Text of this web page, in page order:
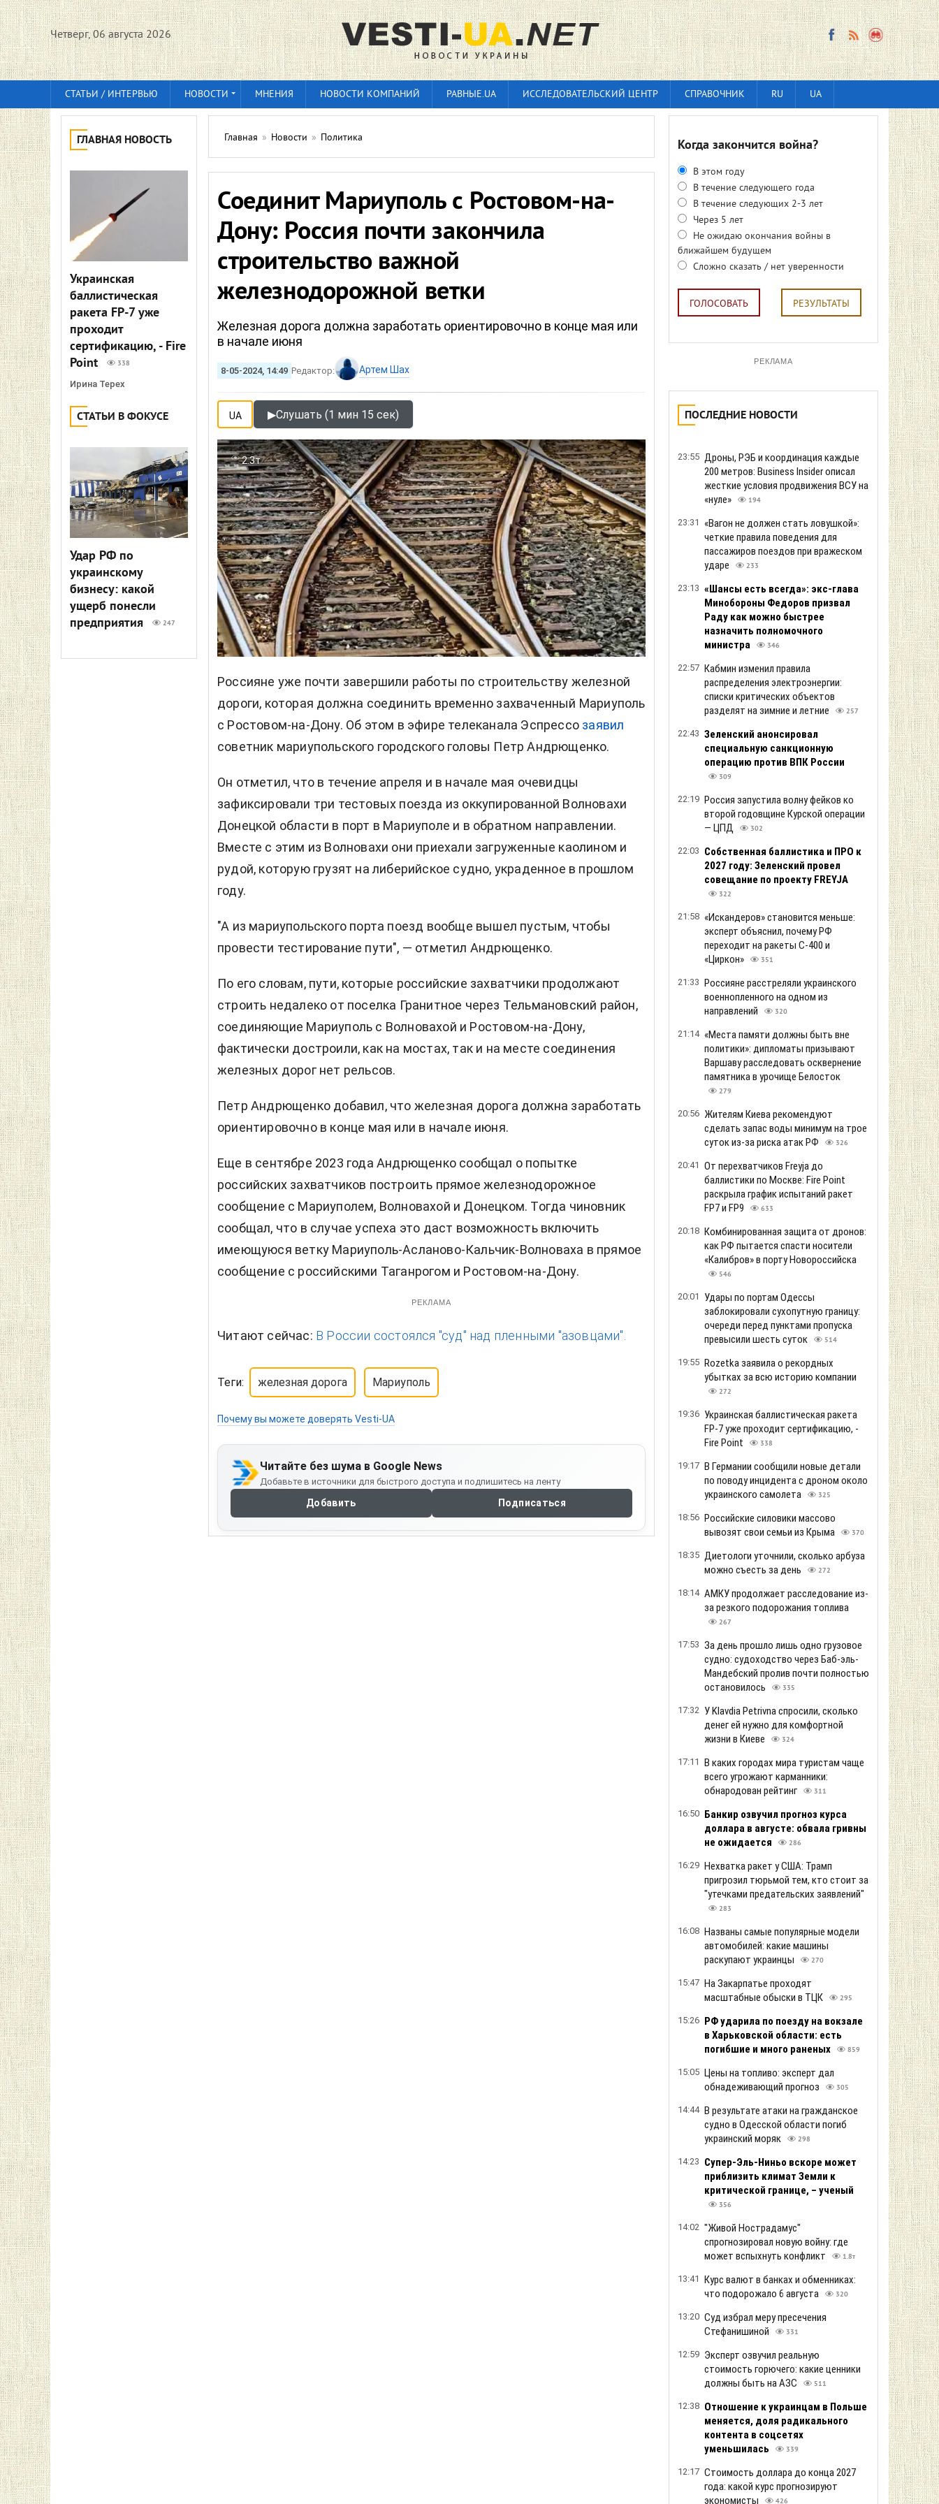
Четверг, 06 августа 2026
СТАТЬИ / ИНТЕРВЬЮ НОВОСТИ МНЕНИЯ НОВОСТИ КОМПАНИЙ РАВНЫЕ.UA ИССЛЕДОВАТЕЛЬСКИЙ ЦЕНТР СПРАВОЧНИК RU UA
ГЛАВНАЯ НОВОСТЬ
Украинская
баллистическая
ракета FP-7 уже
проходит
сертификацию, - Fire
Point
338
Ирина Терех
СТАТЬИ В ФОКУСЕ
Удар РФ по
украинскому
бизнесу: какой
ущерб понесли
предприятия
247
Главная » Новости » Политика
Соединит Мариуполь с Ростовом-на-
Дону: Россия почти закончила
строительство важной
железнодорожной ветки
Железная дорога должна заработать ориентировочно в конце мая или
в начале июня
8-05-2024, 14:49 Редактор: Артем Шах
UA ▶Слушать (1 мин 15 сек)
2.3т
Россияне уже почти завершили работы по строительству железной
дороги, которая должна соединить временно захваченный Мариуполь
с Ростовом-на-Дону. Об этом в эфире телеканала Эспрессо заявил
советник мариупольского городского головы Петр Андрющенко.
Он отметил, что в течение апреля и в начале мая очевидцы
зафиксировали три тестовых поезда из оккупированной Волновахи
Донецкой области в порт в Мариуполе и в обратном направлении.
Вместе с этим из Волновахи они приехали загруженные каолином и
рудой, которую грузят на либерийское судно, украденное в прошлом
году.
"А из мариупольского порта поезд вообще вышел пустым, чтобы
провести тестирование пути", — отметил Андрющенко.
По его словам, пути, которые российские захватчики продолжают
строить недалеко от поселка Гранитное через Тельмановский район,
соединяющие Мариуполь с Волновахой и Ростовом-на-Дону,
фактически достроили, как на мостах, так и на месте соединения
железных дорог нет рельсов.
Петр Андрющенко добавил, что железная дорога должна заработать
ориентировочно в конце мая или в начале июня.
Еще в сентябре 2023 года Андрющенко сообщал о попытке
российских захватчиков построить прямое железнодорожное
сообщение с Мариуполем, Волновахой и Донецком. Тогда чиновник
сообщал, что в случае успеха это даст возможность включить
имеющуюся ветку Мариуполь-Асланово-Кальчик-Волноваха в прямое
сообщение с российскими Таганрогом и Ростовом-на-Дону.
РЕКЛАМА
Читают сейчас: В России состоялся "суд" над пленными "азовцами".
Теги: железная дорога Мариуполь
Почему вы можете доверять Vesti-UA
Читайте без шума в Google News
Добавьте в источники для быстрого доступа и подпишитесь на ленту
Добавить Подписаться
Когда закончится война?
В этом году
В течение следующего года
В течение следующих 2-3 лет
Через 5 лет
Не ожидаю окончания войны в
ближайшем будущем
Сложно сказать / нет уверенности
ГОЛОСОВАТЬ РЕЗУЛЬТАТЫ
РЕКЛАМА
ПОСЛЕДНИЕ НОВОСТИ
23:55 Дроны, РЭБ и координация каждые
200 метров: Business Insider описал
жесткие условия продвижения ВСУ на
«нуле»
194
23:31
«Вагон не должен стать ловушкой»:
четкие правила поведения для
пассажиров поездов при вражеском
ударе
233
23:13 «Шансы есть всегда»: экс-глава
Минобороны Федоров призвал
Раду как можно быстрее
назначить полномочного
министра
346
22:57 Кабмин изменил правила
распределения электроэнергии:
списки критических объектов
разделят на зимние и летние
257
22:43 Зеленский анонсировал
специальную санкционную
операцию против ВПК России
309
22:19 Россия запустила волну фейков ко
второй годовщине Курской операции
— ЦПД
302
22:03 Собственная баллистика и ПРО к
2027 году: Зеленский провел
совещание по проекту FREYJA
322
21:58 «Искандеров» становится меньше:
эксперт объяснил, почему РФ
переходит на ракеты С-400 и
«Циркон»
351
21:33 Россияне расстреляли украинского
военнопленного на одном из
направлений
320
21:14 «Места памяти должны быть вне
политики»: дипломаты призывают
Варшаву расследовать осквернение
памятника в урочище Белосток
279
20:56 Жителям Киева рекомендуют
сделать запас воды минимум на трое
суток из-за риска атак РФ
326
20:41 От перехватчиков Freyja до
баллистики по Москве: Fire Point
раскрыла график испытаний ракет
FP7 и FP9
633
20:18 Комбинированная защита от дронов:
как РФ пытается спасти носители
«Калибров» в порту Новороссийска
546
20:01
Удары по портам Одессы
заблокировали сухопутную границу:
очереди перед пунктами пропуска
превысили шесть суток
514
19:55 Rozetka заявила о рекордных
убытках за всю историю компании
272
19:36 Украинская баллистическая ракета
FP-7 уже проходит сертификацию, -
Fire Point
338
19:17 В Германии сообщили новые детали
по поводу инцидента с дроном около
украинского самолета
325
18:56 Российские силовики массово
вывозят свои семьи из Крыма
370
18:35 Диетологи уточнили, сколько арбуза
можно съесть за день
272
18:14 АМКУ продолжает расследование из-
за резкого подорожания топлива
267
17:53 За день прошло лишь одно грузовое
судно: судоходство через Баб-эль-
Мандебский пролив почти полностью
остановилось
335
17:32 У Klavdia Petrivna спросили, сколько
денег ей нужно для комфортной
жизни в Киеве
324
17:11 В каких городах мира туристам чаще
всего угрожают карманники:
обнародован рейтинг
311
16:50 Банкир озвучил прогноз курса
доллара в августе: обвала гривны
не ожидается
286
16:29 Нехватка ракет у США: Трамп
пригрозил тюрьмой тем, кто стоит за
"утечками предательских заявлений"
283
16:08 Названы самые популярные модели
автомобилей: какие машины
раскупают украинцы
270
15:47 На Закарпатье проходят
масштабные обыски в ТЦК
295
15:26 РФ ударила по поезду на вокзале
в Харьковской области: есть
погибшие и много раненых
859
15:05 Цены на топливо: эксперт дал
обнадеживающий прогноз
305
14:44 В результате атаки на гражданское
судно в Одесской области погиб
украинский моряк
298
14:23 Супер-Эль-Ниньо вскоре может
приблизить климат Земли к
критической границе, – ученый
356
14:02 "Живой Нострадамус"
спрогнозировал новую войну: где
может вспыхнуть конфликт
1.8т
13:41 Курс валют в банках и обменниках:
что подорожало 6 августа
320
13:20 Суд избрал меру пресечения
Стефанишиной
331
12:59 Эксперт озвучил реальную
стоимость горючего: какие ценники
должны быть на АЗС
511
12:38 Отношение к украинцам в Польше
меняется, доля радикального
контента в соцсетях
уменьшилась
339
12:17 Стоимость доллара до конца 2027
года: какой курс прогнозируют
экономисты
426